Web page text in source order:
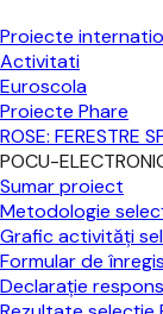
Proiecte
Activitati
Euroscola
Proiecte Phare
ROSE: FERESTRE
POCU-
Sumar proiect
Metodologie
Grafic activități
Formular de
Declarație